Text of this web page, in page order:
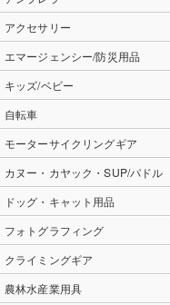
アクセサリー
エマージェンシー/防災用品
キッズ/ベビー
自転車
モーターサイクリングギア
カヌー・カヤック・SUP/パドル
ドッグ・キャット用品
フォトグラフィング
クライミングギア
農林水産業用具